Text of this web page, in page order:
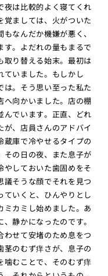
夜は比較的よく寝てくれ
覚ましては、火がついた
なんだか機嫌が悪く、
す。よだれの量もまるで
取り替える始末。最初は
ていました。もしかし
は。そう思い至った私た
へ向かいました。店の棚
んでいます。正直、どれ
が、店員さんのアドバイ
蔵庫で冷やせるタイプの
その日の夜、また息子が
やしておいた歯固めをそ
議そうな顔でそれを見つ
ていくと、ひんやりとし
ミカミし始めました。あ
静かになったのです。
わせて安堵のため息をつ
茎のむず痒さが、息子の
噛むことで、そのむず痒